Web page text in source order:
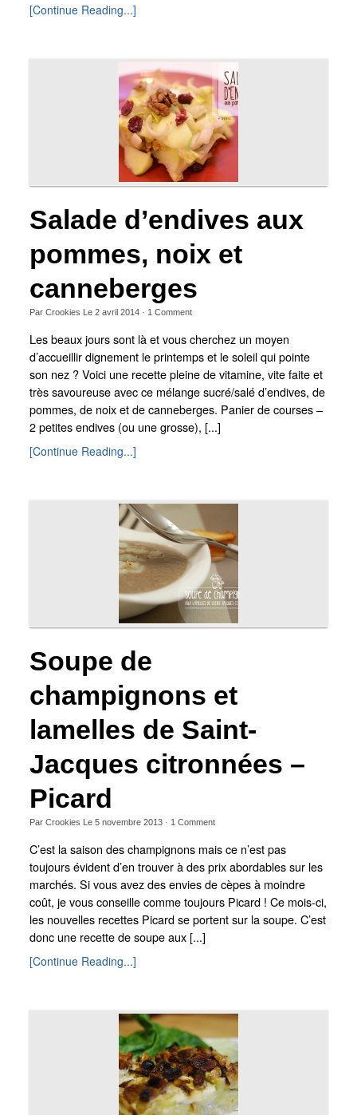
[Continue Reading...]
Salade d’endives aux
pommes, noix et
canneberges
Par Crookies Le 2 avril 2014· 1 Comment
Les beaux jours sont là et vous cherchez un moyen
d’accueillir dignement le printemps et le soleil qui pointe
son nez ? Voici une recette pleine de vitamine, vite faite et
très savoureuse avec ce mélange sucré/salé d’endives, de
pommes, de noix et de canneberges. Panier de courses –
2 petites endives (ou une grosse), [...]
[Continue Reading...]
Soupe de
champignons et
lamelles de Saint-
Jacques citronnées –
Picard
Par Crookies Le 5 novembre 2013· 1 Comment
C’est la saison des champignons mais ce n’est pas
toujours évident d’en trouver à des prix abordables sur les
marchés. Si vous avez des envies de cèpes à moindre
coût, je vous conseille comme toujours Picard ! Ce mois-ci,
les nouvelles recettes Picard se portent sur la soupe. C’est
donc une recette de soupe aux [...]
[Continue Reading...]